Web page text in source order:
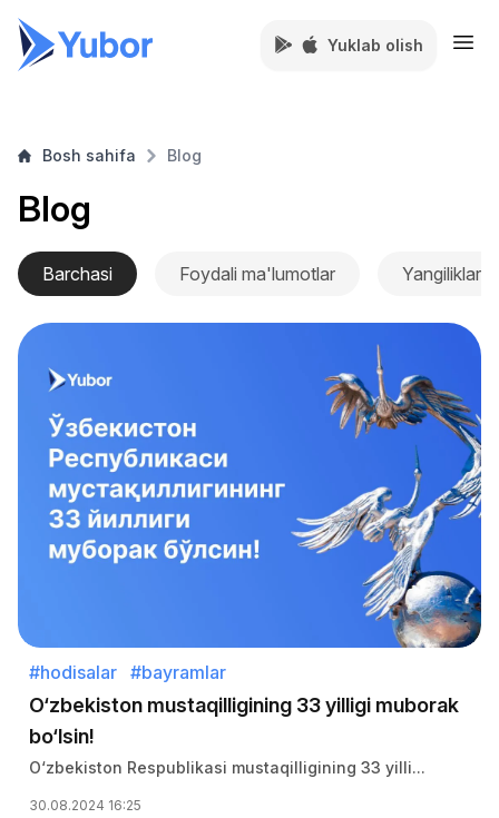
Yuklab olish
Bosh sahifa Blog
Blog
Barchasi Foydali ma'lumotlar Yangiliklar
#hodisalar #bayramlar
O‘zbekiston mustaqilligining 33 yilligi muborak
bo‘lsin!
O‘zbekiston Respublikasi mustaqilligining 33 yilli...
30.08.2024 16:25